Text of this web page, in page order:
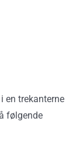
trekanterne
følgende